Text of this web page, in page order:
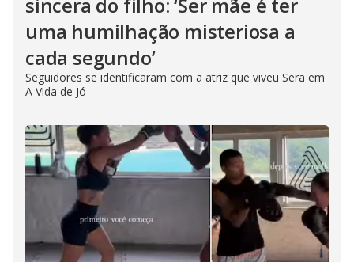
uma humilhação misteriosa a
cada segundo’
Seguidores se identificaram com a atriz que viveu Sera em
A Vida de Jó